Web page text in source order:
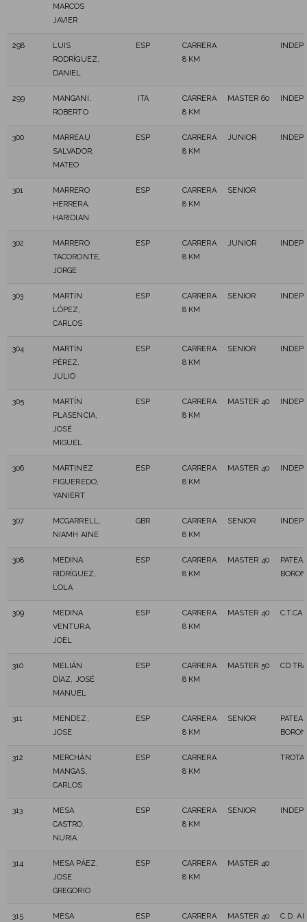
MARCOS
JAVIER
298
LUIS
RODRÍGUEZ,
DANIEL
ESP
CARRERA
8 KM
299
MANGANI,
ROBERTO
ITA
CARRERA
8 KM
MASTER 60
300
MARREAU
SALVADOR,
MATEO
ESP
CARRERA
8 KM
JUNIOR
301
MARRERO
HERRERA,
HARIDIAN
ESP
CARRERA
8 KM
SENIOR
302
MARRERO
TACORONTE,
JORGE
ESP
CARRERA
8 KM
JUNIOR
303
MARTÍN
LÓPEZ,
CARLOS
ESP
CARRERA
8 KM
SENIOR
304
MARTÍN
PÉREZ,
JULIO
ESP
CARRERA
8 KM
SENIOR
305
MARTÍN
PLASENCIA,
JOSÉ
MIGUEL
ESP
CARRERA
8 KM
MASTER 40
306
MARTINEZ
FIGUEREDO,
YANIERT
ESP
CARRERA
8 KM
MASTER 40
307
MCGARRELL,
NIAMH AINE
GBR
CARRERA
8 KM
SENIOR
308
MEDINA
RIDRÍGUEZ,
LOLA
ESP
CARRERA
8 KM
MASTER 40
PATEA
309
MEDINA
VENTURA,
JOEL
ESP
CARRERA
8 KM
MASTER 40
310
MELIÁN
DÍAZ, JOSÉ
MANUEL
ESP
CARRERA
8 KM
MASTER 50 CD
311
MENDEZ,
JOSE
ESP
CARRERA
8 KM
SENIOR
PATEA
312
MERCHÁN
MANGAS,
CARLOS
ESP
CARRERA
8 KM
313
MESA
CASTRO,
NURIA
ESP
CARRERA
8 KM
SENIOR
314
MESA PÁEZ,
JOSE
GREGORIO
ESP
CARRERA
8 KM
MASTER 40
315 MESA ESP CARRERA MASTER 40 C.D.